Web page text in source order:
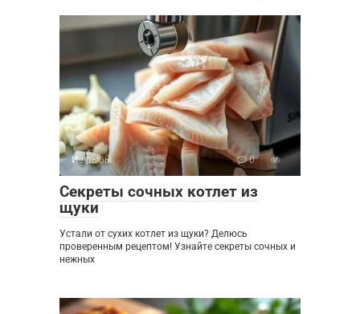
Из рыбы 0
Секреты сочных котлет из
щуки
Устали от сухих котлет из щуки? Делюсь
проверенным рецептом! Узнайте секреты сочных и
нежных